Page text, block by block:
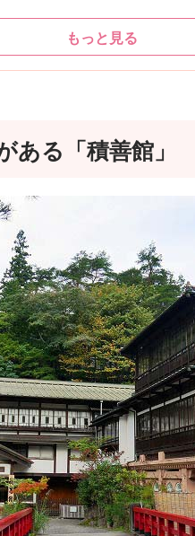
もっと見る
ある「積善館」